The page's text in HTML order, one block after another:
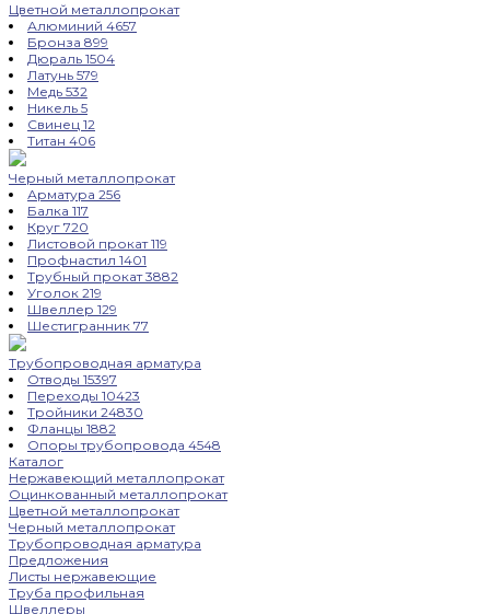
Цветной металлопрокат
Алюминий 4657
Бронза 899
Дюраль 1504
Латунь 579
Медь 532
Никель 5
Свинец 12
Титан 406
Черный металлопрокат
Арматура 256
Балка 117
Круг 720
Листовой прокат119
Профнастил 1401
Трубный прокат3882
Уголок 219
Швеллер 129
Шестигранник 77
Трубопроводная арматура
Отводы 15397
Переходы 10423
Тройники 24830
Фланцы 1882
Опоры трубопровода 4548
Каталог
Нержавеющий металлопрокат
Оцинкованный металлопрокат
Цветной металлопрокат
Черный металлопрокат
Трубопроводная арматура
Предложения
Листы нержавеющие
Труба профильная
Швеллеры